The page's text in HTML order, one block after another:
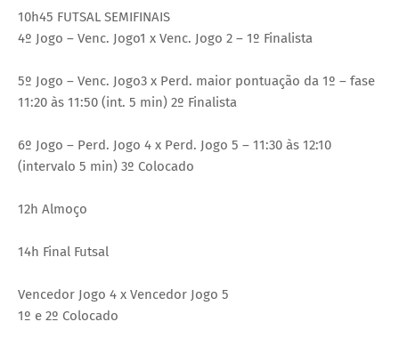
10h45 FUTSAL SEMIFINAIS
4º Jogo – Venc. Jogo1 x Venc. Jogo 2 – 1º Finalista
5º Jogo – Venc. Jogo3 x Perd. maior pontuação da 1º – fase
11:20 às 11:50 (int. 5 min) 2º Finalista
6º Jogo – Perd. Jogo 4 x Perd. Jogo 5 – 11:30 às 12:10
(intervalo 5 min) 3º Colocado
12h Almoço
14h Final Futsal
Vencedor Jogo 4 x Vencedor Jogo 5
1º e 2º Colocado